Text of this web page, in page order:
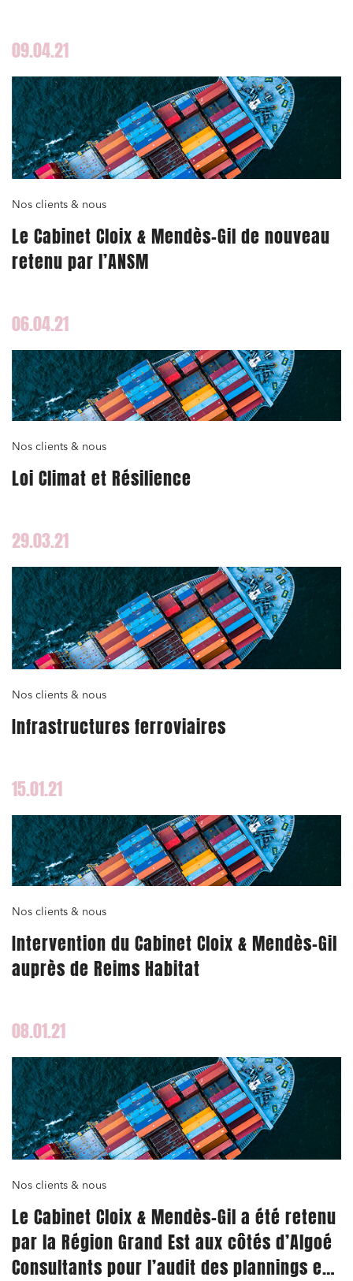
Saarbrücken
09.04.21
Nos clients & nous
Le Cabinet Cloix & Mendès-Gil de nouveau
retenu par l’ANSM
06.04.21
Nos clients & nous
Loi Climat et Résilience
29.03.21
Nos clients & nous
Infrastructures ferroviaires
15.01.21
Nos clients & nous
Intervention du Cabinet Cloix & Mendès-Gil
auprès de Reims Habitat
08.01.21
Nos clients & nous
Le Cabinet Cloix & Mendès-Gil a été retenu
par la Région Grand Est aux côtés d’Algoé
Consultants pour l’audit des plannings et
Relations commerciales et contrats
Immobilier et habitat
Entreprises du numérique